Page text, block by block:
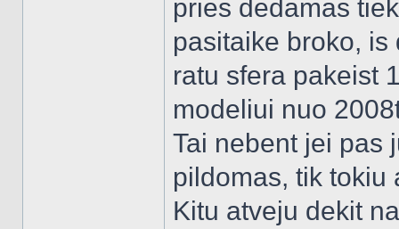
pries dedamas
pasitaike broko,
ratu sfera pakeist
modeliui nuo
Tai nebent jei pas
pildomas, tik tokiu
Kitu atveju dekit